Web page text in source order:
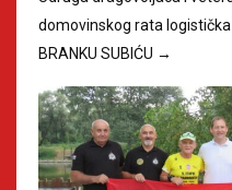
domovinskog rata
BRANKU SUBIĆU →